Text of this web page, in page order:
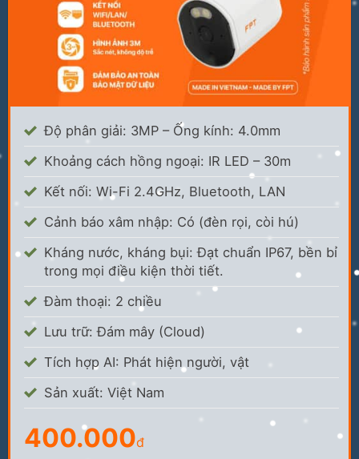
Độ phân giải: 3MP – Ống kính: 4.0mm
Khoảng cách hồng ngoại: IR LED – 30m
Kết nối: Wi-Fi 2.4GHz, Bluetooth, LAN
Cảnh báo xâm nhập: Có (đèn rọi, còi hú)
Kháng nước, kháng bụi: Đạt chuẩn IP67, bền bỉ
trong mọi điều kiện thời tiết.
Đàm thoại: 2 chiều
Lưu trữ: Đám mây (Cloud)
Tích hợp AI: Phát hiện người, vật
Sản xuất: Việt Nam
400.000đ